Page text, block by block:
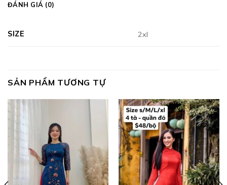
ĐÁNH GIÁ (0)
SIZE 2xl
SẢN PHẨM TƯƠNG TỰ